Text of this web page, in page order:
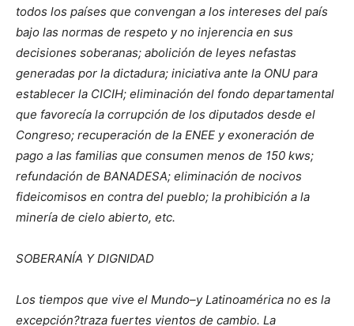
todos los países que convengan a los intereses del país
bajo las normas de respeto y no injerencia en sus
decisiones soberanas; abolición de leyes nefastas
generadas por la dictadura; iniciativa ante la ONU para
establecer la CICIH; eliminación del fondo departamental
que favorecía la corrupción de los diputados desde el
Congreso; recuperación de la ENEE y exoneración de
pago a las familias que consumen menos de 150 kws;
refundación de BANADESA; eliminación de nocivos
fideicomisos en contra del pueblo; la prohibición a la
minería de cielo abierto, etc.
SOBERANÍA Y DIGNIDAD
Los tiempos que vive el Mundo–y Latinoamérica no es la
excepción?traza fuertes vientos de cambio. La